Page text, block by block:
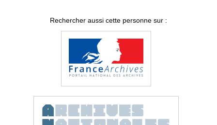
Rechercher aussi cette personne sur :